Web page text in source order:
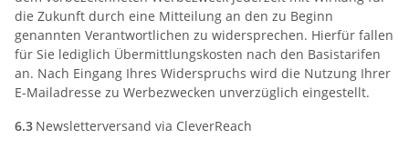
die Zukunft durch eine Mitteilung an den zu Beginn
genannten Verantwortlichen zu widersprechen. Hierfür fallen
für Sie lediglich Übermittlungskosten nach den Basistarifen
an. Nach Eingang Ihres Widerspruchs wird die Nutzung Ihrer
E-Mailadresse zu Werbezwecken unverzüglich eingestellt.
6.3 Newsletterversand via CleverReach